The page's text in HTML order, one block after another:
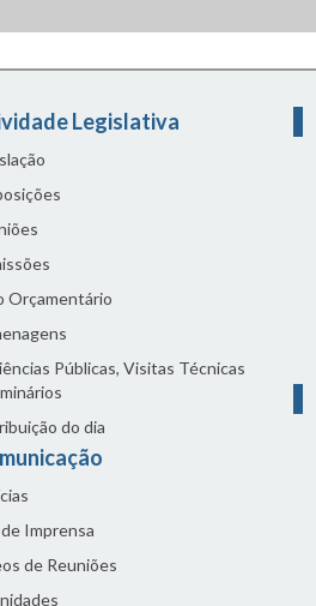
Legislativa
Orçamentário
Públicas, Visitas Técnicas
do dia
de Imprensa
de Reuniões